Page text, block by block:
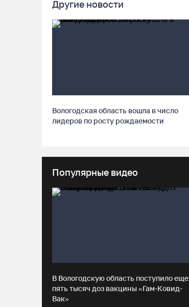
Другие новости
Вологодская область вошла в число
лидеров по росту рождаемости
Популярные видео
В Вологодскую область поступило еще
пять тысяч доз вакцины «Гам-Ковид-
Вак»